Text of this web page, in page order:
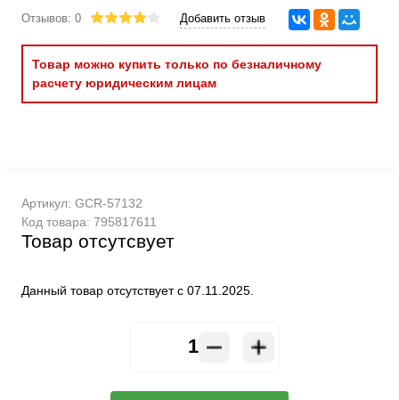
Отзывов: 0 Добавить отзыв
Товар можно купить только по безналичному
расчету юридическим лицам
Артикул: GCR-57132
Код товара: 795817611
Товар отсутсвует
Данный товар отсутствует с 07.11.2025.